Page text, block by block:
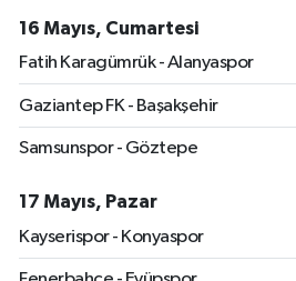
16 Mayıs, Cumartesi
Fatih Karagümrük - Alanyaspor
Gaziantep FK - Başakşehir
Samsunspor - Göztepe
17 Mayıs, Pazar
Kayserispor - Konyaspor